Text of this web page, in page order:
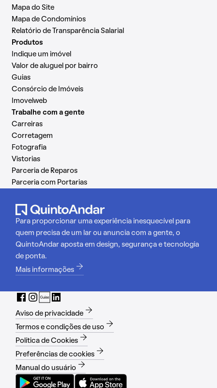
Mapa do Site
Mapa de Condomínios
Relatório de Transparência Salarial
Produtos
Indique um imóvel
Valor de aluguel por bairro
Guias
Consórcio de Imóveis
Imovelweb
Trabalhe com a gente
Carreiras
Corretagem
Fotografia
Vistorias
Parceria de Reparos
Parceria com Portarias
Para proporcionar uma experiência inesquecível para
quem precisa de um lar ou anuncia com a gente, o
QuintoAndar aposta em design, segurança e tecnologia
de ponta.
Mais informações
Aviso de privacidade
Termos e condições de uso
Política de Cookies
Preferências de cookies
Manual do usuário